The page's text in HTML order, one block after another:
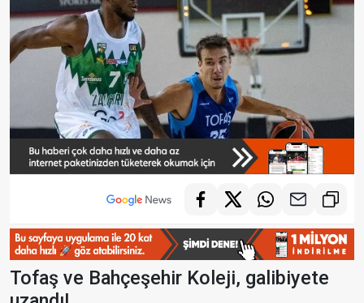
Tofaş ve Bahçeşehir Koleji, galibiyete